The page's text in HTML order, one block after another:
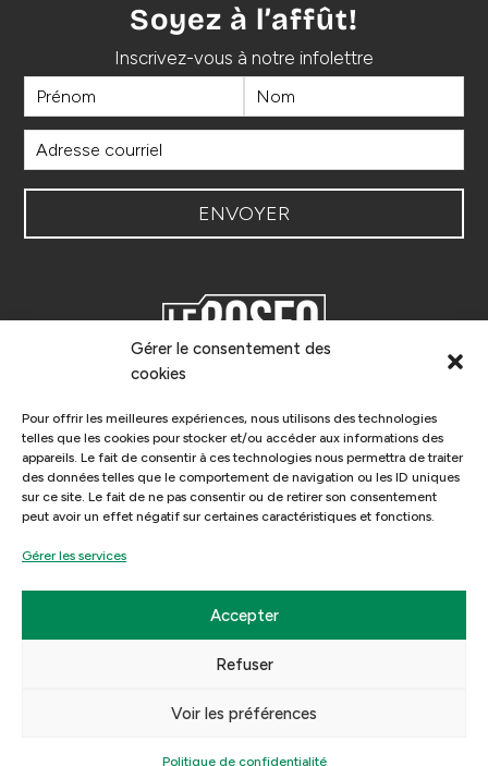
Gérer le consentement des
cookies
Pour offrir les meilleures expériences, nous utilisons des technologies
telles que les cookies pour stocker et/ou accéder aux informations des
appareils. Le fait de consentir à ces technologies nous permettra de traiter
des données telles que le comportement de navigation ou les ID uniques
sur ce site. Le fait de ne pas consentir ou de retirer son consentement
peut avoir un effet négatif sur certaines caractéristiques et fonctions.
Gérer les services
Accepter
Refuser
Voir les préférences
Politique de confidentialité
Soyez à l’affût!
Inscrivez-vous à notre infolettre
Le ROSEQ, Le Réseau des Organisateurs de
Spectacles de l’Est du Québec, est un réseau de
diffuseurs pluridisciplinaires qui donne des services à
ses membres pour favoriser l’accueil et la circulation
de spectacles professionnels sur son territoire.
Festival Le Tremplin. Tous droits réservés.